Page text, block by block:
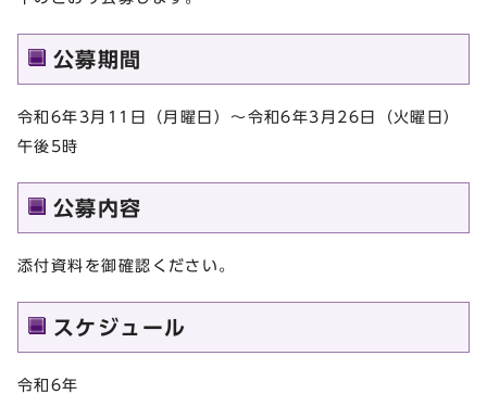
公募期間
令和6年3月11日（月曜日）～令和6年3月26日（火曜日）
午後5時
公募内容
添付資料を御確認ください。
スケジュール
令和6年